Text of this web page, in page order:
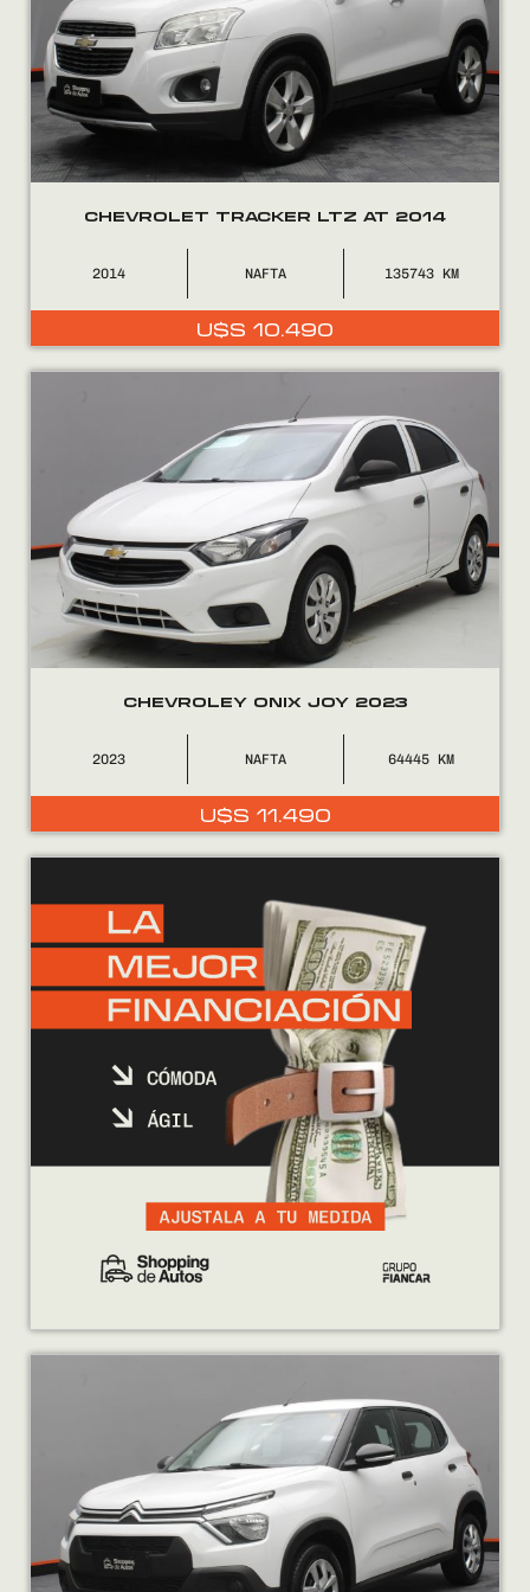
CHEVROLET TRACKER LTZ AT 2014
2014 NAFTA 135743
U$S 10.490
CHEVROLEY ONIX JOY 2023
2023 NAFTA 64445
U$S 11.490